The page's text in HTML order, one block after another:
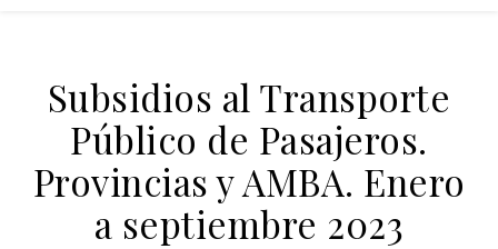
Subsidios al Transporte
Público de Pasajeros.
Provincias y AMBA. Enero
a septiembre 2023